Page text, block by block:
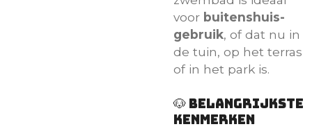
voor buitenshuis-
gebruik, of dat nu in
de tuin, op het terras
of in het park is.
🐶 Belangrijkste
kenmerken